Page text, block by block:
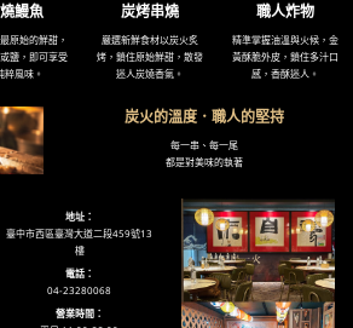
鰻魚
原始的鮮甜，
鹽，即可享受
粹風味。
炭烤串燒
嚴選新鮮食材以炭火炙
烤，鎖住原始鮮甜，散發
迷人炭燒香氣。
職人炸物
精準掌握油溫與火候，金
黃酥脆外皮，鎖住多汁口
感，香酥迷人。
炭火的溫度．職人的堅持
每一串、每一尾
都是對美味的執著
地址：
臺中市西區臺灣大道二段459號13
樓
電話：
04-23280068
營業時間：